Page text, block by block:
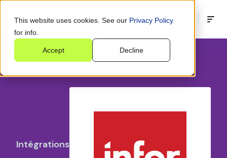
This website uses cookies. See our Privacy Policy
for info.
Accept Decline
Intégrations